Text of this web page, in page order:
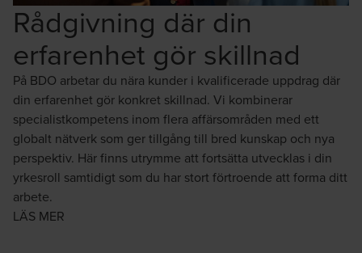
Rådgivning där din
erfarenhet gör skillnad
På BDO arbetar du nära kunder i kvalificerade uppdrag där
din erfarenhet gör konkret skillnad. Vi kombinerar
specialistkompetens inom flera affärsområden med ett
globalt nätverk som ger tillgång till bred kunskap och nya
perspektiv. Här finns utrymme att fortsätta utvecklas i din
yrkesroll samtidigt som du har stort förtroende att forma ditt
arbete.
LÄS MER